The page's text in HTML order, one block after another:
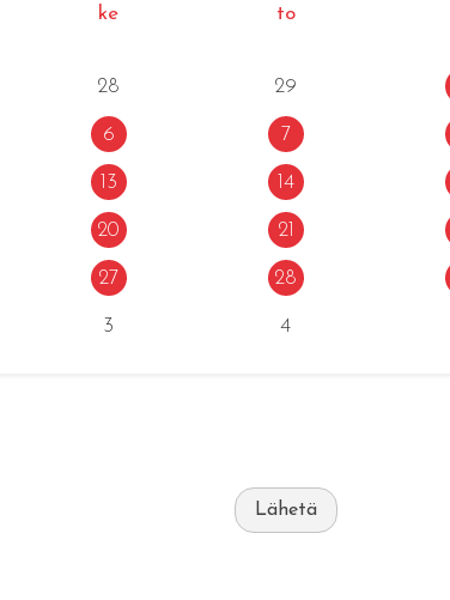
ke to
28 29
6 7
13 14
20 21
27 28
3 4
Lähetä